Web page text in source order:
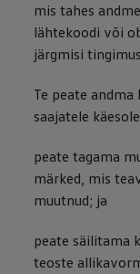
mis tahes
lähtekoodi või
järgmisi
Te peate
saajatele
peate tagama
märked, mis
muutnud; ja
peate säilitama
teoste